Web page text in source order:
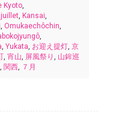
Kyoto,
juillet, Kansai,
, Omukaechôchin,
,
, Yukata, お迎え提灯, 京
, 宵山, 屏風祭り , 山鉾巡
, 関西, ７月